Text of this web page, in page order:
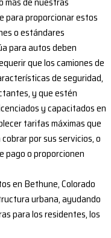
para proporcionar estos
o estándares
para autos deben
que los camiones de
de seguridad,
y que estén
y capacitados en
tarifas máximas que
por sus servicios, o
pago o proporcionen
en Bethune, Colorado
urbana, ayudando
para los residentes, los